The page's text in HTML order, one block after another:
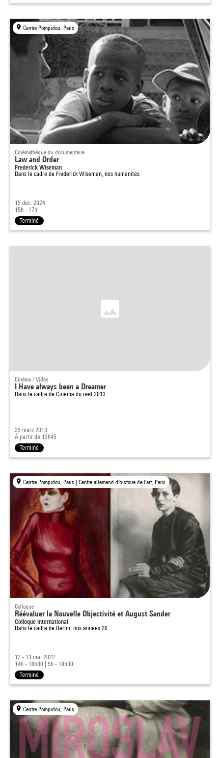
Centre Pompidou, Paris
Cinémathèque du documentaire
Law and Order
Frederick Wiseman
Dans le cadre de Frederick Wiseman, nos humanités
15 déc. 2024
15h - 17h
Terminé
Cinéma / Vidéo
I Have always been a Dreamer
Dans le cadre de Cinéma du réel 2013
29 mars 2013
À partir de 13h45
Terminé
Centre Pompidou, Paris | Centre allemand d'histoire de l'art, Paris
Colloque
Réévaluer la Nouvelle Objectivité et August Sander
Colloque international
Dans le cadre de Berlin, nos années 20
12 - 13 mai 2022
14h - 18h30 9h - 18h30
Terminé
Centre Pompidou, Paris